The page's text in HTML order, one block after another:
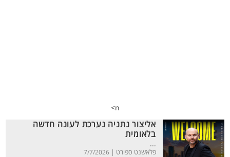
n>
אליצור נתניה נערכת לעונה חדשה
בלאומית
...
פלאשנט ספורט | 7/7/2026